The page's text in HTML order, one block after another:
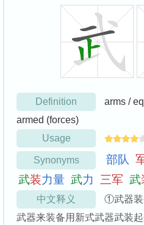
Definition
arms /
armed (forces)
Usage
Synonyms 部队
武装力量 武力 三军 武
中文释义
①武器装
武器来装备用新式武器武装